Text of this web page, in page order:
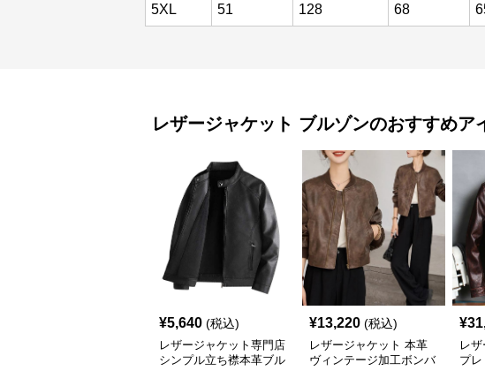
5XL 51 128 68
レザージャケット ブルゾンのおすすめア
¥5,640 (税込)
レザージャケット専門店
シンプル立ち襟本革ブル
¥13,220 (税込)
レザージャケット 本革
ヴィンテージ加工ボンバ
¥
レ
プ